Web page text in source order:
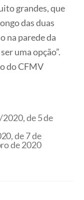
grandes, que
das duas
na parede da
uma opção”.
do CFMV
de 5 de
de 7 de
de 2020